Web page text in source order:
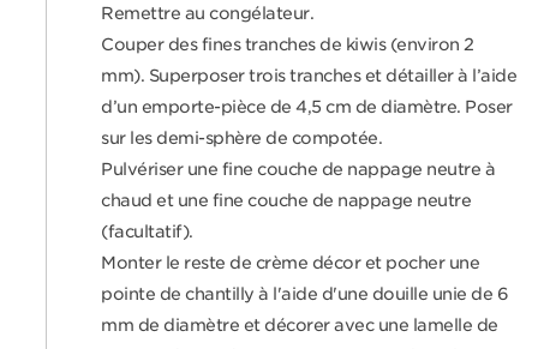
Remettre au congélateur.
Couper des fines tranches de kiwis (environ 2
mm). Superposer trois tranches et détailler à l’aide
d’un emporte-pièce de 4,5 cm de diamètre. Poser
sur les demi-sphère de compotée.
Pulvériser une fine couche de nappage neutre à
chaud et une fine couche de nappage neutre
(facultatif).
Monter le reste de crème décor et pocher une
pointe de chantilly à l'aide d'une douille unie de 6
mm de diamètre et décorer avec une lamelle de